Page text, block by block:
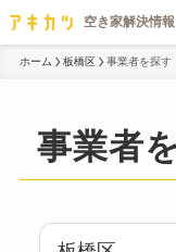
ホーム 板橋区 事業者を探す
事業者